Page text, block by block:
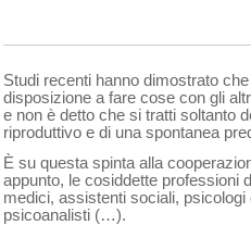
Studi recenti hanno dimostrato
disposizione a fare cose con gli
e non è detto che si tratti soltanto
riproduttivo e di una spontanea
È su questa spinta alla
appunto, le cosiddette professioni
medici, assistenti sociali,
psicoana­listi (…).